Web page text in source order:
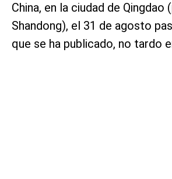
China, en la ciudad de Qingdao
Shandong), el 31 de agosto
que se ha publicado, no tardo